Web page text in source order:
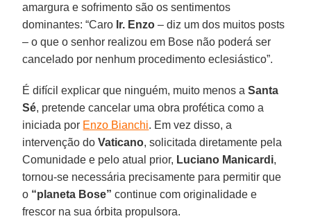
amargura e sofrimento são os sentimentos
dominantes: “Caro Ir. Enzo – diz um dos muitos posts
– o que o senhor realizou em Bose não poderá ser
cancelado por nenhum procedimento eclesiástico”.
É difícil explicar que ninguém, muito menos aSanta
Sé, pretende cancelar uma obra profética como a
iniciada por Enzo Bianchi. Em vez disso, a
intervenção doVaticano, solicitada diretamente pela
Comunidade e pelo atual prior, Luciano Manicardi,
tornou-se necessária precisamente para permitir que
o “planeta Bose” continue com originalidade e
frescor na sua órbita propulsora.